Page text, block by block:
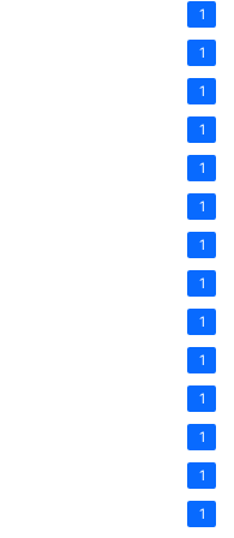
1
1
1
1
1
1
1
1
1
1
1
1
1
1